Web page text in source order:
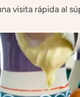
visita rápida al